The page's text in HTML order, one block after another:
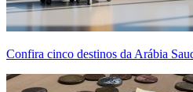
Confira cinco destinos da Arábia